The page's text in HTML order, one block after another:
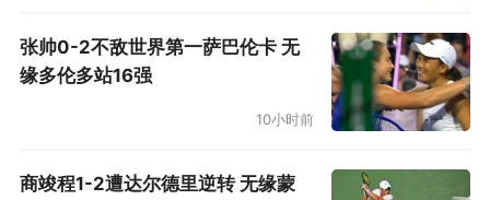
张帅0-2不敌世界第一萨巴伦卡 无
缘多伦多站16强
10小时前
商竣程1-2遭达尔德里逆转 无缘蒙